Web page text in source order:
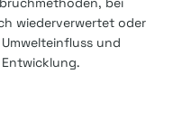
wiederverwertet oder
und